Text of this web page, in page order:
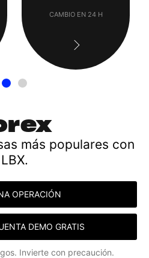
más populares con
LBX.
OPERACIÓN
DEMO GRATIS
Invierte con precaución.
CAMBIO EN 24 H